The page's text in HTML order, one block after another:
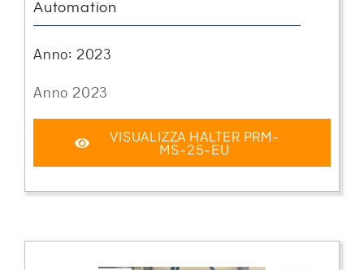
Automation
Anno: 2023
Anno 2023
VISUALIZZA HALTER PRM-
MS-25-EU